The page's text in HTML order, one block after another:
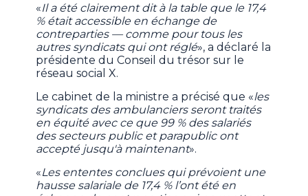
«Il a été clairement dit à la table que le 17,4
% était accessible en échange de
contreparties — comme pour tous les
autres syndicats qui ont réglé», a déclaré la
présidente du Conseil du trésor sur le
réseau social X.
Le cabinet de la ministre a précisé que «les
syndicats des ambulanciers seront traités
en équité avec ce que 99 % des salariés
des secteurs public et parapublic ont
accepté jusqu'à maintenant».
«Les ententes conclues qui prévoient une
hausse salariale de 17,4 % l’ont été en